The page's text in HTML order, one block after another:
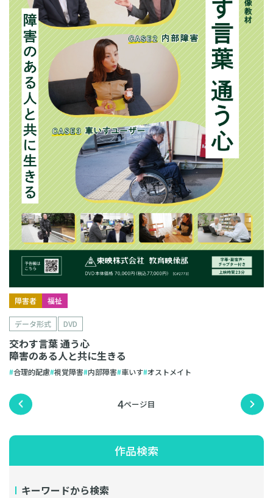
障害者 福祉
データ形式 DVD
交わす言葉 通う心
障害のある人と共に生きる
合理的配慮 視覚障害 内部障害 車いす オストメイト
4
作品検索
キーワードから検索